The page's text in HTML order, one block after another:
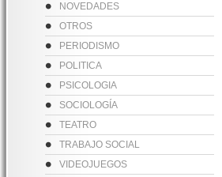
NOVEDADES
OTROS
PERIODISMO
POLITICA
PSICOLOGIA
SOCIOLOGÍA
TEATRO
TRABAJO SOCIAL
VIDEOJUEGOS